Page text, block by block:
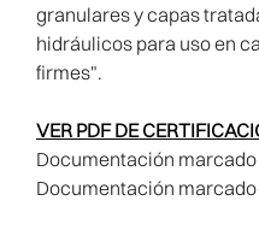
granulares y capas
hidráulicos para uso en
firmes".
VER PDF DE
Documentación marcado
Documentación marcado